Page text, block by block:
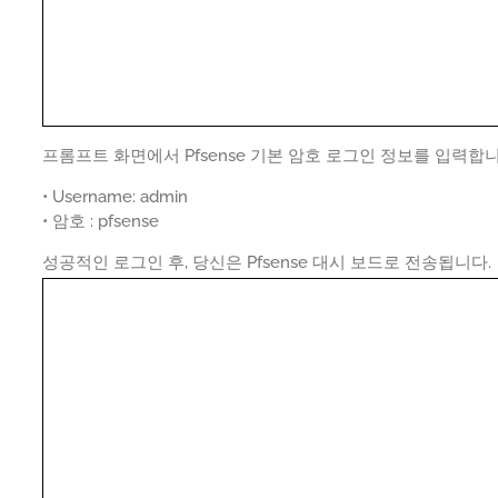
프롬프트 화면에서 Pfsense 기본 암호 로그인 정보를 입력합
• Username: admin
• 암호 : pfsense
성공적인 로그인 후, 당신은 Pfsense 대시 보드로 전송됩니다.